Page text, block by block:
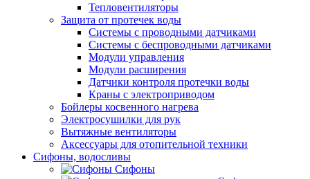
Тепловентиляторы
Защита от протечек воды
Системы с проводными датчиками
Системы с беспроводными датчиками
Модули управления
Модули расширения
Датчики контроля протечки воды
Краны с электроприводом
Бойлеры косвенного нагрева
Электросушилки для рук
Вытяжные вентиляторы
Аксессуары для отопительной техники
Сифоны, водосливы
Сифоны